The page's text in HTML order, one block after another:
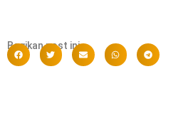
Bagikan post ini :